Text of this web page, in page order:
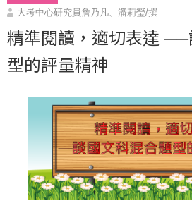
大考中心研究員詹乃凡、潘莉瑩/撰
精準閱讀，適切表達 ──
型的評量精神